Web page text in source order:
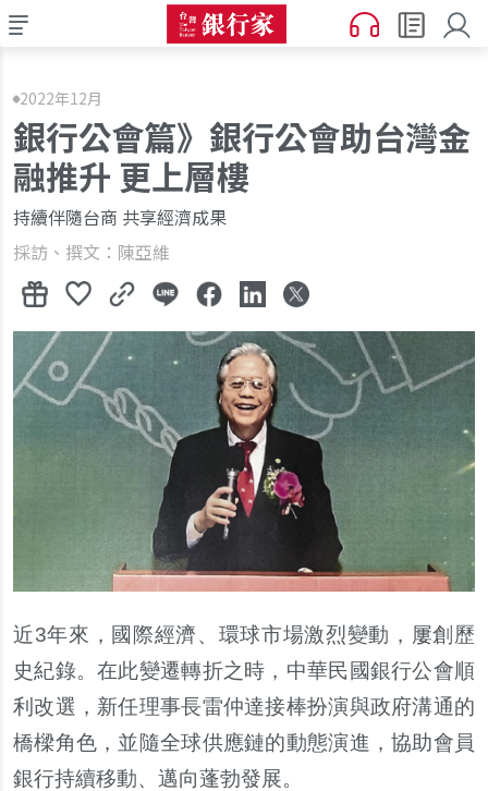
2022年12月
銀行公會篇》銀行公會助台灣金
融推升 更上層樓
持續伴隨台商 共享經濟成果
採訪、撰文：陳亞維
近3年來，國際經濟、環球市場激烈變動，屢創歷
史紀錄。在此變遷轉折之時，中華民國銀行公會順
利改選，新任理事長雷仲達接棒扮演與政府溝通的
橋樑角色，並隨全球供應鏈的動態演進，協助會員
銀行持續移動、邁向蓬勃發展。